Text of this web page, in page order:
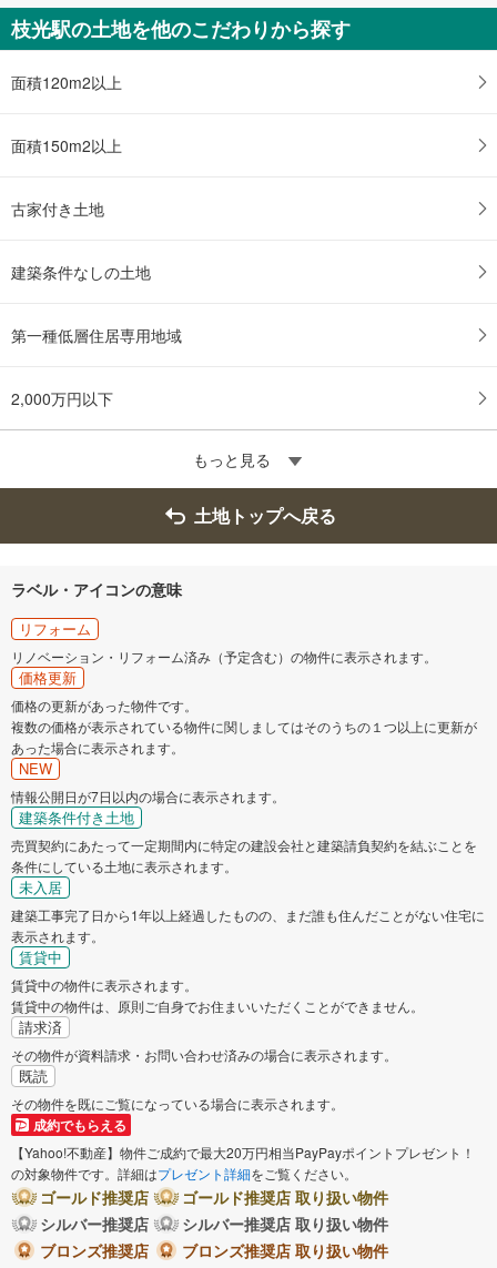
枝光駅の土地を他のこだわりから探す
面積120m2以上
面積150m2以上
古家付き土地
建築条件なしの土地
第一種低層住居専用地域
2,000万円以下
もっと見る
土地トップへ戻る
ラベル・アイコンの意味
リフォーム
リノベーション・リフォーム済み（予定含む）の物件に表示されます。
価格更新
価格の更新があった物件です。
複数の価格が表示されている物件に関しましてはそのうちの１つ以上に更新が
あった場合に表示されます。
NEW
情報公開日が7日以内の場合に表示されます。
建築条件付き土地
売買契約にあたって一定期間内に特定の建設会社と建築請負契約を結ぶことを
条件にしている土地に表示されます。
未入居
建築工事完了日から1年以上経過したものの、まだ誰も住んだことがない住宅に
表示されます。
賃貸中
賃貸中の物件に表示されます。
賃貸中の物件は、原則ご自身でお住まいいただくことができません。
請求済
その物件が資料請求・お問い合わせ済みの場合に表示されます。
既読
その物件を既にご覧になっている場合に表示されます。
成約でもらえる
【Yahoo!不動産】物件ご成約で最大20万円相当PayPayポイントプレゼント！
の対象物件です。詳細はプレゼント詳細をご覧ください。
ゴールド推奨店
ゴールド推奨店 取り扱い物件
シルバー推奨店
シルバー推奨店 取り扱い物件
ブロンズ推奨店
ブロンズ推奨店 取り扱い物件